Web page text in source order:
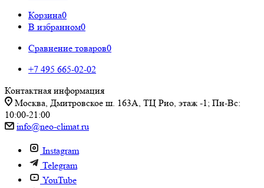
Корзина0
В избранном0
Сравнение товаров0
+7 495 665-02-02
Контактная информация
Москва, Дмитровское ш. 163А, ТЦ Рио, этаж -1; Пн-Вс:
10:00-21:00
info@neo-climat.ru
Instagram
Telegram
YouTube